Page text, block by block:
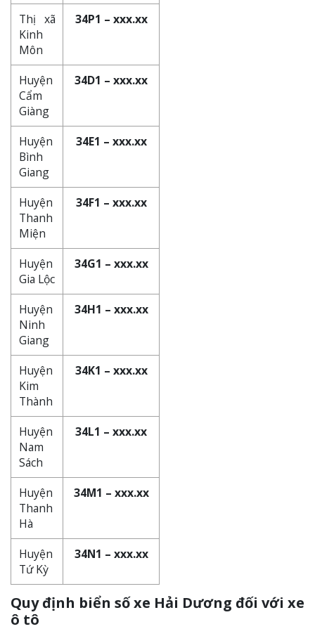
Thị xã
Kinh
Môn
34P1 – xxx.xx
Huyện
Cẩm
Giàng
34D1 – xxx.xx
Huyện
Bình
Giang
34E1 – xxx.xx
Huyện
Thanh
Miện
34F1 – xxx.xx
Huyện
Gia Lộc
34G1 – xxx.xx
Huyện
Ninh
Giang
34H1 – xxx.xx
Huyện
Kim
Thành
34K1 – xxx.xx
Huyện
Nam
Sách
34L1 – xxx.xx
Huyện
Thanh
Hà
34M1 – xxx.xx
Huyện
Tứ Kỳ
34N1 – xxx.xx
Quy định biển số xe Hải Dương đối với xe
ô tô